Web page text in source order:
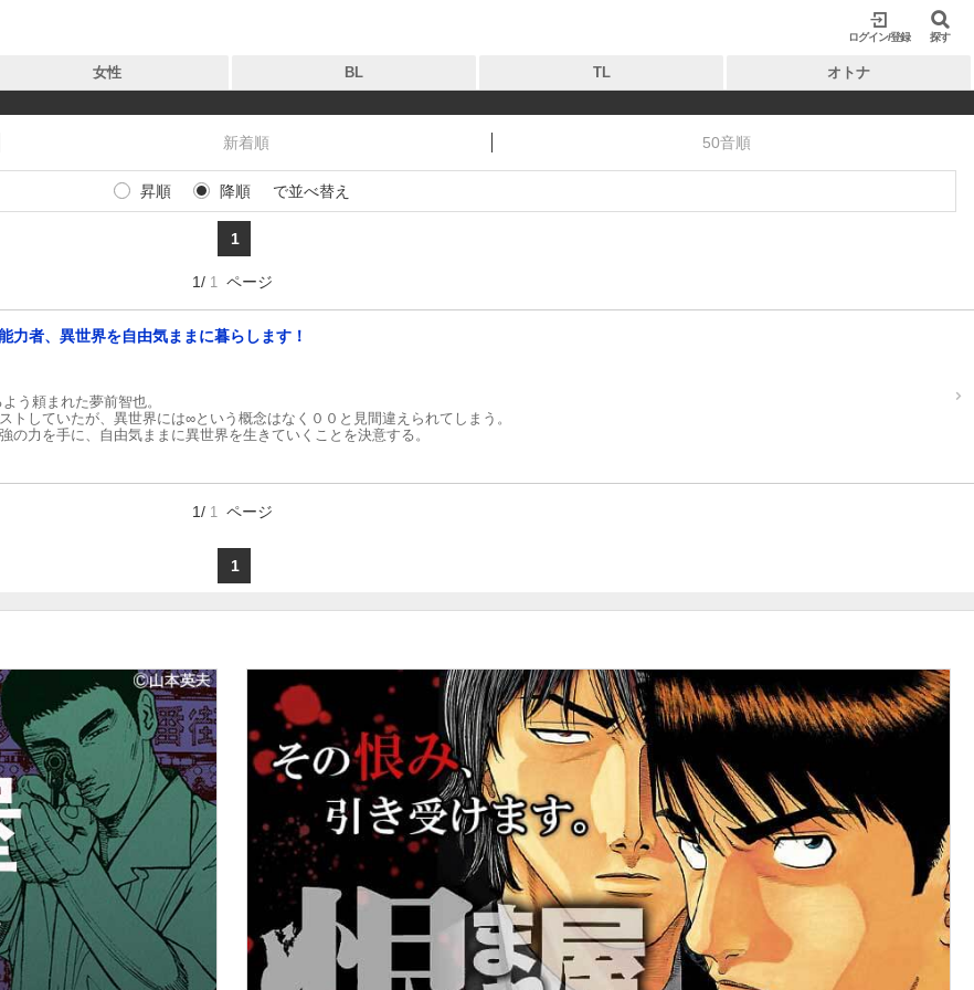
ログイン/登録 探す
閉じる
タグ
無料
女性 BL TL オトナ
閉じる
タグ
新着順 50音順
昇順 降順 で並べ替え
1
1/ 1 ページ
者、異世界を自由気ままに暮らします！
う頼まれた夢前智也。
していたが、異世界には∞という概念はなく００と見間違えられてしまう。
力を手に、自由気ままに異世界を生きていくことを決意する。
1/ 1 ページ
1